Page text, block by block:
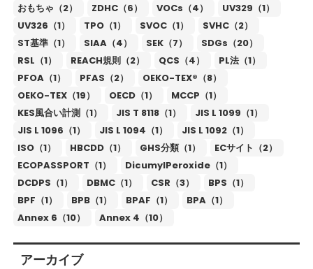
おもちゃ（2）
ZDHC（6） VOCs（4）
UV329（1）
UV326（1）
TPO（1） SVOC（1）
SVHC（2）
ST基準（1）
SIAA（4） SEK（7）
SDGs（20）
RSL（1）
REACH規則（2） QCS（4）
PL法（1）
PFOA（1）
PFAS（2）
OEKO-TEX®（8）
OEKO-TEX（19）
OECD（1）
MCCP（1）
KES風合い計測（1）
JIS T 8118（1）
JIS L 1099（1）
JIS L 1096（1）
JIS L 1094（1）
JIS L 1092（1）
ISO（1）
HBCDD（1） GHS分類（1）
ECサイト（2）
ECOPASSPORT（1）
DicumylPeroxide（1）
DCDPS（1）
DBMC（1） CSR（3）
BPS（1）
BPF（1）
BPB（1） BPAF（1）
BPA（1）
Annex 6（10）
Annex 4（10）
アーカイブ